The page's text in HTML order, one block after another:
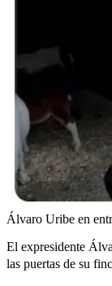
Álvaro Uribe en
El expresidente
las puertas de su